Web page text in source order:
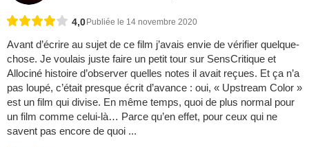
4,0 Publiée le 14 novembre 2020
Avant d’écrire au sujet de ce film j’avais envie de vérifier quelque-
chose. Je voulais juste faire un petit tour sur SensCritique et
Allociné histoire d’observer quelles notes il avait reçues. Et ça n’a
pas loupé, c’était presque écrit d’avance : oui, « Upstream Color »
est un film qui divise. En même temps, quoi de plus normal pour
un film comme celui-là… Parce qu’en effet, pour ceux qui ne
savent pas encore de quoi ...